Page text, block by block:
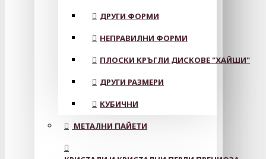
ДРУГИ ФОРМИ
НЕПРАВИЛНИ ФОРМИ
ПЛОСКИ КРЪГЛИ ДИСКОВЕ "ХАЙШИ"
ДРУГИ РАЗМЕРИ
КУБИЧНИ
МЕТАЛНИ ПАЙЕТИ